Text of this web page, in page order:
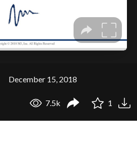
December 15, 2018
7.5k 1